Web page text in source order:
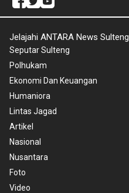
Jelajahi ANTARA News Sulteng
Seputar Sulteng
Polhukam
Ekonomi Dan Keuangan
Humaniora
Lintas Jagad
Artikel
Nasional
Nusantara
Foto
Video